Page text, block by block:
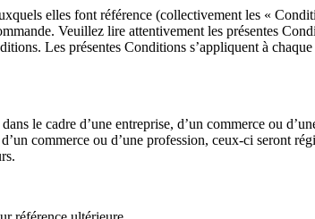
elles font référence (collectivement les «
Veuillez lire attentivement les présentes
Les présentes Conditions s’appliquent à
le cadre d’une entreprise, d’un commerce ou
commerce ou d’une profession, ceux-ci seront